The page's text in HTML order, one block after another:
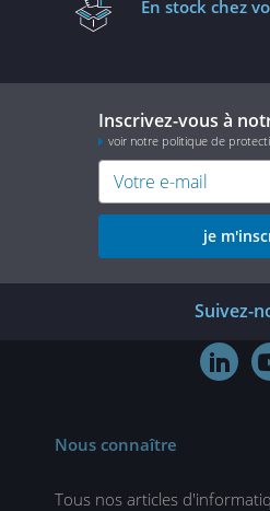
En stock chez
Inscrivez-vous à
voir notre politique de
je
Suivez-

Nous connaître
Tous nos articles